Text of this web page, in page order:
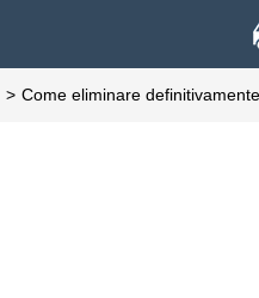
Come eliminare